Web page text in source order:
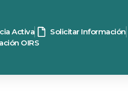
Activa
Solicitar Información
OIRS